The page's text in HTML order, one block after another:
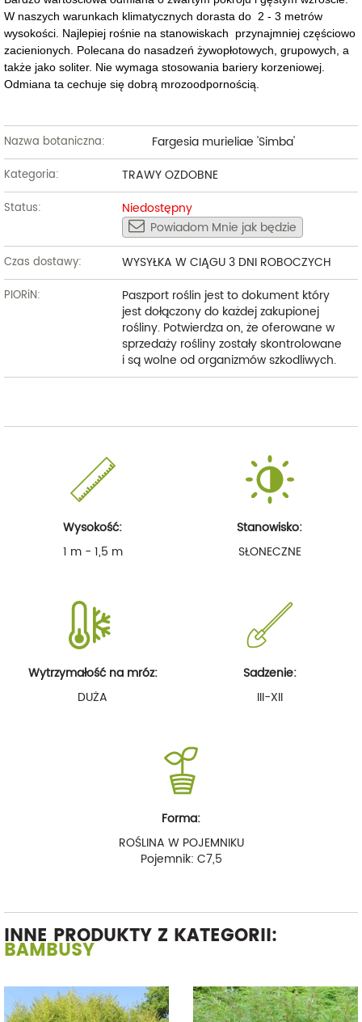
W naszych warunkach klimatycznych dorasta do 2 - 3 metrów
wysokości. Najlepiej rośnie na stanowiskach przynajmniej częściowo
zacienionych. Polecana do nasadzeń żywopłotowych, grupowych, a
także jako soliter. Nie wymaga stosowania bariery korzeniowej.
Odmiana ta cechuje się dobrą mrozoodpornością.
Nazwa botaniczna: Fargesia murieliae 'Simba'
Kategoria: TRAWY OZDOBNE
Status:
Niedostępny
Powiadom Mnie jak będzie
Czas dostawy: WYSYŁKA W CIĄGU 3 DNI ROBOCZYCH
PIORiN:
Paszport roślin jest to dokument który
jest dołączony do każdej zakupionej
rośliny. Potwierdza on, że oferowane w
sprzedaży rośliny zostały skontrolowane
i są wolne od organizmów szkodliwych.
Wysokość:
1 m - 1,5 m
Stanowisko:
SŁONECZNE
Wytrzymałość na mróz:
DUŻA
Sadzenie:
III-XII
Forma:
ROŚLINA W POJEMNIKU
Pojemnik: C7,5
INNE PRODUKTY Z KATEGORII:
BAMBUSY